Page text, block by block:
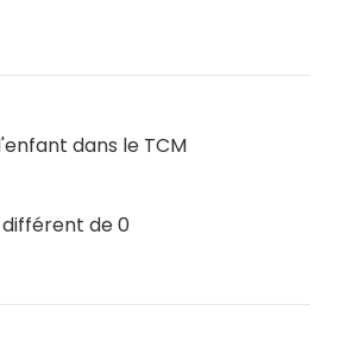
dans le TCM
différent de 0